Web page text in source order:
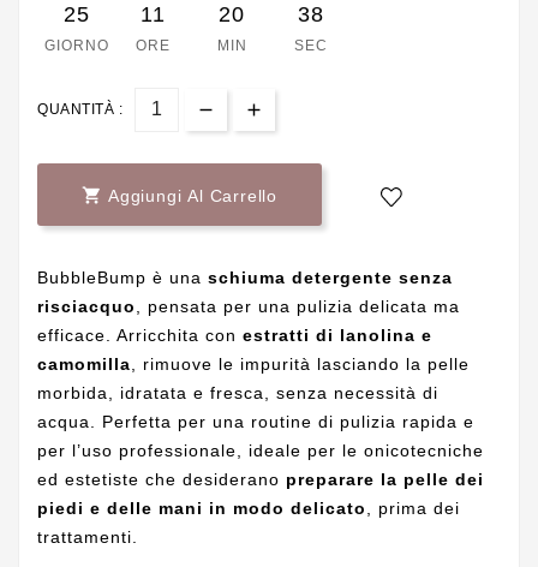
25
GIORNO
11
ORE
20
MIN
37
SEC
QUANTITÀ :
 Aggiungi Al Carrello
BubbleBump è una schiuma detergente senza
risciacquo
, pensata per una pulizia delicata ma
efficace. Arricchita con estratti di lanolina e
camomilla , rimuove le impurità lasciando la pelle
morbida, idratata e fresca, senza necessità di
acqua. Perfetta per una routine di pulizia rapida e
per l’uso professionale, ideale per le onicotecniche
ed estetiste che desiderano preparare la pelle dei
piedi e delle mani in modo delicato
, prima dei
trattamenti.